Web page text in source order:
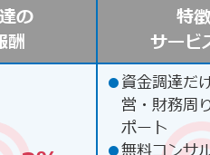
の
酬
特
サービ
●資金調達だ
営・財務周
ポート